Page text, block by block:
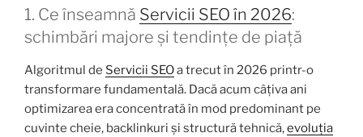
1. Ce înseamnă Servicii SEO în 2026:
schimbări majore și tendințe de piață
Algoritmul de Servicii SEOa trecut în 2026 printr-o
transformare fundamentală. Dacă acum câțiva ani
optimizarea era concentrată în mod predominant pe
cuvinte cheie, backlinkuri și structură tehnică,evoluția